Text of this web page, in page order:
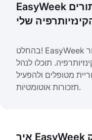
EasyWeek לניהול זימון תורים
בהחלט! EasyWeek נועד לייעל את תהליך ההזמנה עבור
תוכלו לנהל
מטופלים ולהפעיל
תזכורות אוטומטיות.
איך EasyWeek יכול לעזור לעסק